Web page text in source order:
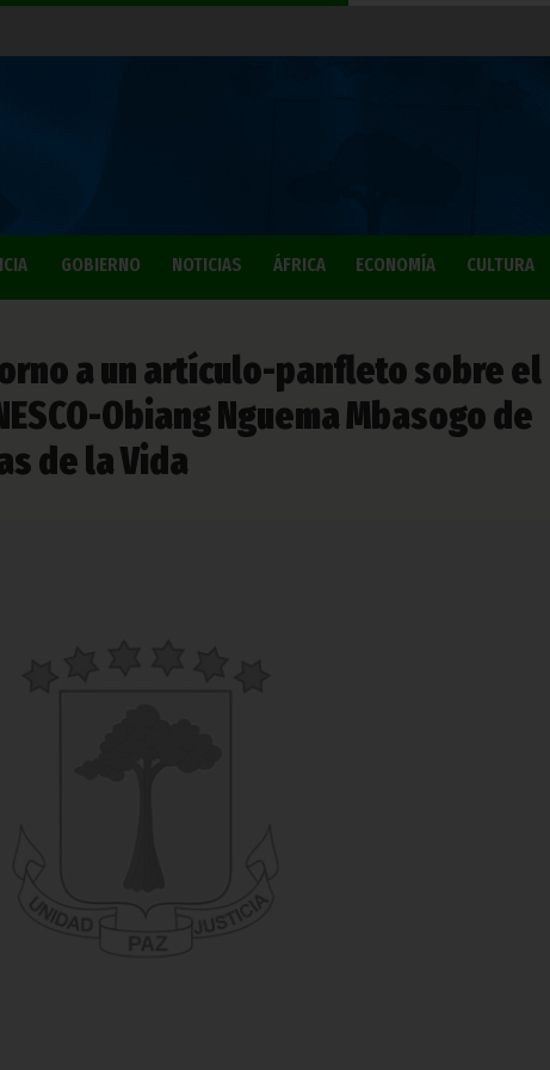
GOBIERNO NOTICIAS ÁFRICA ECONOMÍA CULTURA
a un artículo-panfleto sobre el
Obiang Nguema Mbasogo de
de la Vida